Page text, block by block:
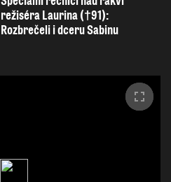
režiséra Laurina (†91):
Rozbrečeli i dceru Sabinu